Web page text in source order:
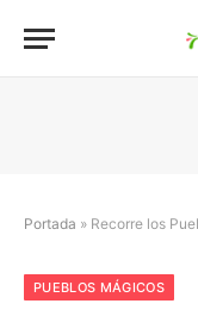
Portada » Recorre los
PUEBLOS MÁGICOS